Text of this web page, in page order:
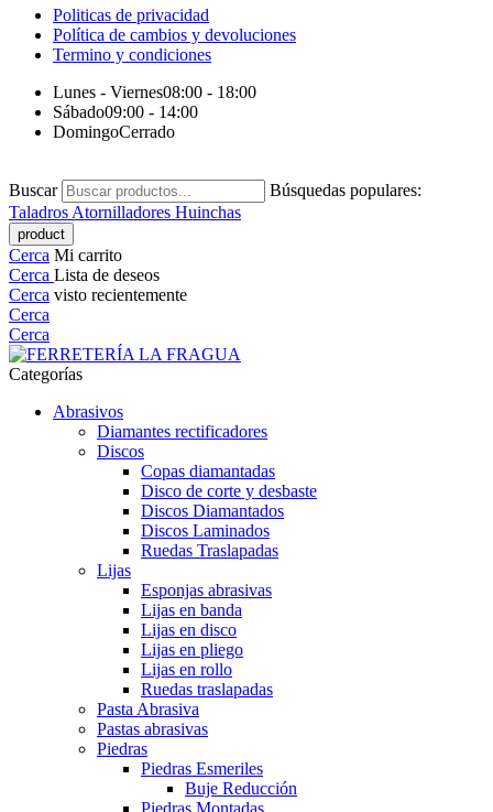
Politicas de privacidad
Política de cambios y devoluciones
Termino y condiciones
Lunes - Viernes08:00 - 18:00
Sábado09:00 - 14:00
DomingoCerrado
Buscar
Búsquedas populares:
Taladros Atornilladores Huinchas
Cerca Mi carrito
Cerca Lista de deseos
Cerca visto recientemente
Cerca
Cerca
Categorías
Abrasivos
Diamantes rectificadores
Discos
Copas diamantadas
Disco de corte y desbaste
Discos Diamantados
Discos Laminados
Ruedas Traslapadas
Lijas
Esponjas abrasivas
Lijas en banda
Lijas en disco
Lijas en pliego
Lijas en rollo
Ruedas traslapadas
Pasta Abrasiva
Pastas abrasivas
Piedras
Piedras Esmeriles
Buje Reducción
Piedras Montadas